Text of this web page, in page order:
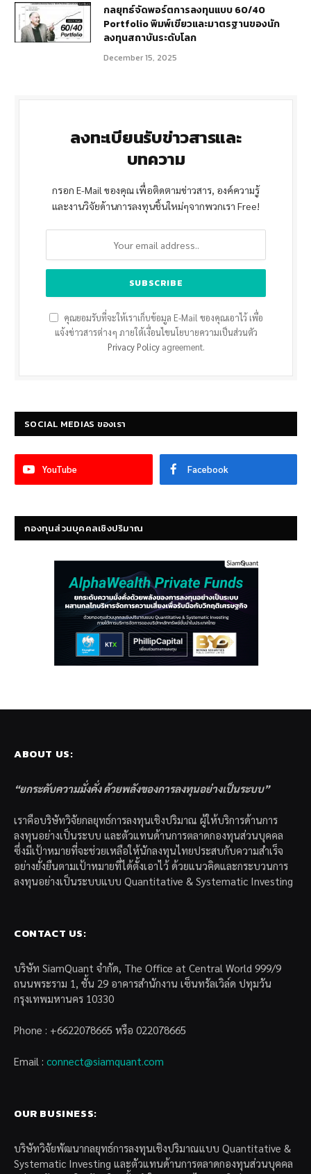
กลยุทธ์จัดพอร์ตการลงทุนแบบ 60/40
Portfolio พิมพ์เขียวและมาตรฐานของนัก
ลงทุนสถาบันระดับโลก
December 15, 2025
ลงทะเบียนรับข่าวสารและ
บทความ
กรอก E-Mail ของคุณ เพื่อติดตามข่าวสาร, องค์ความรู้
และงานวิจัยด้านการลงทุนชิ้นใหม่ๆจากพวกเรา Free!
คุณยอมรับที่จะให้เราเก็บข้อมูล E-Mail ของคุณเอาไว้ เพื่อ
แจ้งข่าวสารต่างๆ ภายใต้เงื่อนไขนโยบายความเป็นส่วนตัว
Privacy Policyagreement.
SOCIAL MEDIAS ของเรา
YouTube Facebook
กองทุนส่วนบุคคลเชิงปริมาณ
ABOUT US:
“ยกระดับความมั่งคั่ง ด้วยพลังของการลงทุนอย่างเป็นระบบ”
เราคือบริษัทวิจัยกลยุทธ์การลงทุนเชิงปริมาณ ผู้ให้บริการด้านการ
ลงทุนอย่างเป็นระบบ และตัวแทนด้านการตลาดกองทุนส่วนบุคคล
ซึ่งมีเป้าหมายที่จะช่วยเหลือให้นักลงทุนไทยประสบกับความสำเร็จ
อย่างยั่งยืนตามเป้าหมายที่ได้ตั้งเอาไว้ ด้วยแนวคิดและกระบวนการ
ลงทุนอย่างเป็นระบบแบบ Quantitative & Systematic Investing
CONTACT US:
บริษัท SiamQuant จำกัด, The Office at Central World 999/9
ถนนพระราม 1, ชั้น 29 อาคารสำนักงาน เซ็นทรัลเวิล์ด ปทุมวัน
กรุงเทพมหานคร 10330
Phone : +6622078665 หรือ 022078665
Email : connect@siamquant.com
OUR BUSINESS:
บริษัทวิจัยพัฒนากลยุทธ์การลงทุนเชิงปริมาณแบบ Quantitative &
Systematic Investing และตัวแทนด้านการตลาดกองทุนส่วนบุคคล